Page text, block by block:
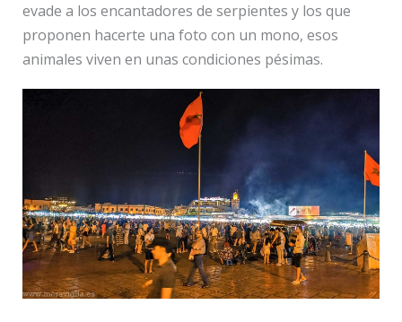
evade a los encantadores de serpientes y los que
proponen hacerte una foto con un mono, esos
animales viven en unas condiciones pésimas.